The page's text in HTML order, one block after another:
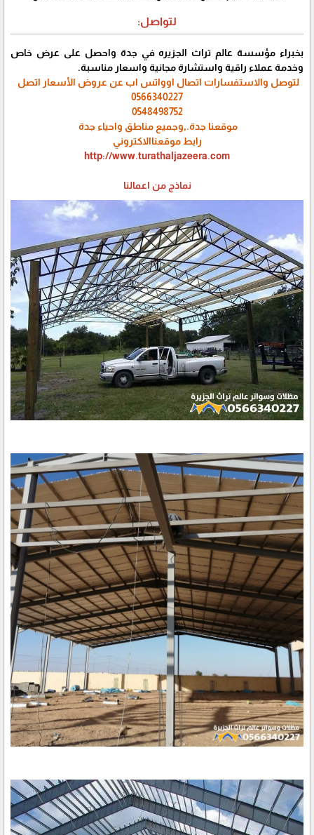
لتواصل:
بخبراء مؤسسة عالم تراث الجزيره في جدة واحصل على عرض خاص
وخدمة عملاء راقية واستشارة مجانية واسعار مناسبة.
لتوصل والاستفسارات اتصال اوواتس اب عن عروض الأسعار اتصل
0566340227
0548498752
موقعنا جدة.,وجميع مناطق واحياء جدة
رابط موقعناالاكتروني
http://www.turathaljazeera.com
نماذج من اعمالنا